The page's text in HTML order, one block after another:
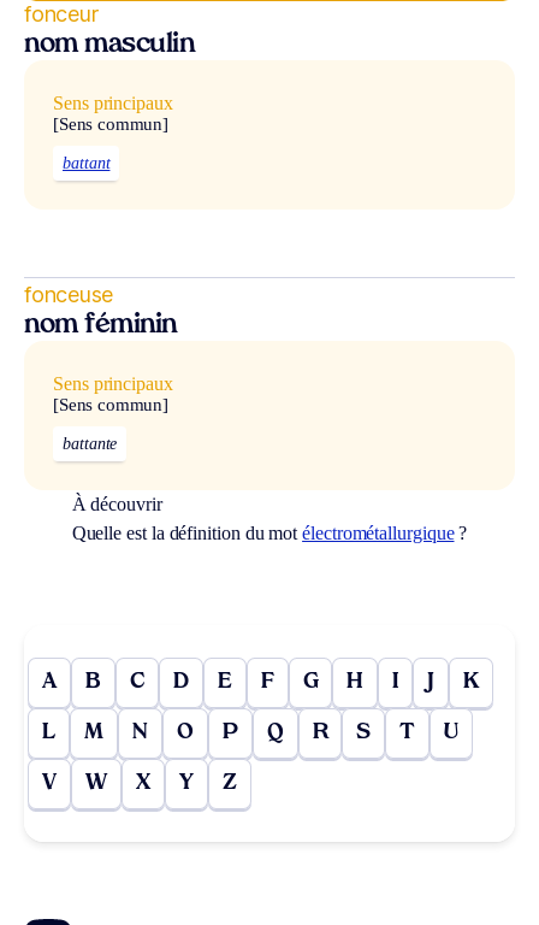
fonceur
nom masculin
Sens principaux
[Sens commun]
battant
fonceuse
nom féminin
Sens principaux
[Sens commun]
battante
À découvrir
Quelle est la définition du motélectrométallurgique?
A B C D E F G H I J K
L M N O P Q R S T U
V W X Y Z